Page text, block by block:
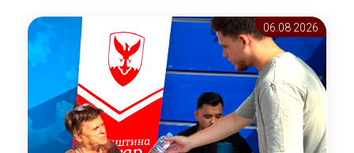
06.08 2026